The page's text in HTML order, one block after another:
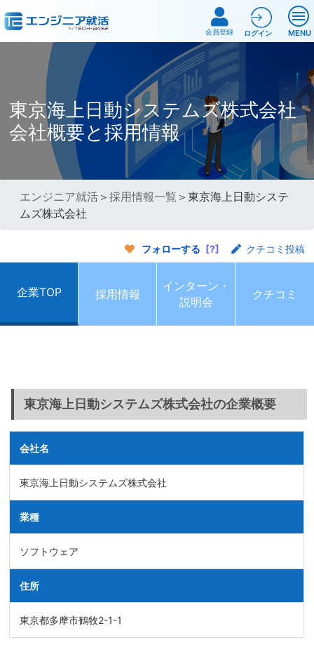
MENU
会員登録 ログイン
東京海上日動システムズ株式会社
会社概要と採用情報
エンジニア就活 ＞採用情報一覧 ＞東京海上日動システ
ムズ株式会社
フォローする [?] クチコミ投稿
企業TOP 採用情報
インターン・
説明会
クチコミ
東京海上日動システムズ株式会社の企業概要
会社名
東京海上日動システムズ株式会社
業種
ソフトウェア
住所
東京都多摩市鶴牧2-1-1